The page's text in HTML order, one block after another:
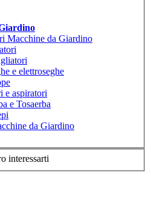
Macchine da Giardino
e elettroseghe
e aspiratori
e Tosaerba
da Giardino
interessarti